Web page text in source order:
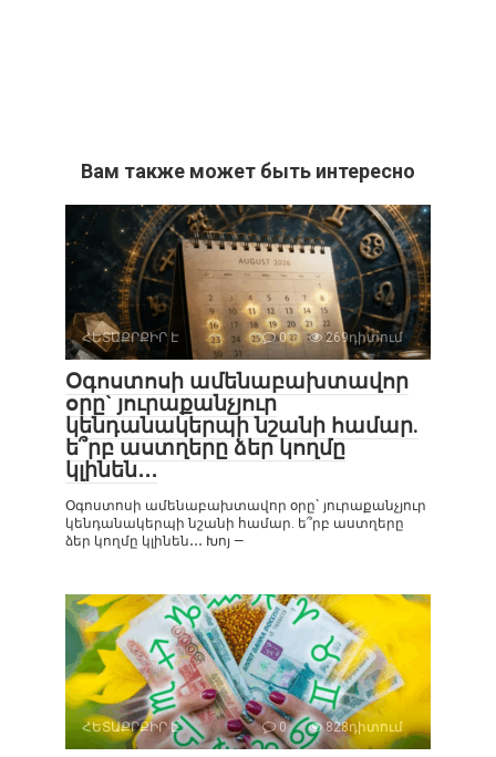
Вам также может быть интересно
ՀԵՏԱՔՐՔԻՐ Է 0 269դիտում
Օգոստոսի ամենաբախտավոր
օրը` յուրաքանչյուր
կենդանակերպի նշանի համար.
ե՞րբ աստղերը ձեր կողմը
կլինեն․․․
Օգոստոսի ամենաբախտավոր օրը` յուրաքանչյուր
կենդանակերպի նշանի համար. ե՞րբ աստղերը
ձեր կողմը կլինեն․․․ Խոյ —
ՀԵՏԱՔՐՔԻՐ Է 0 828դիտում